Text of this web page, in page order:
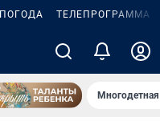
ПОГОДА ТЕЛЕПРОГРАММА